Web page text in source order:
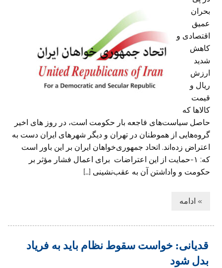
بحران
عمیق
اقتصادی و
کاهش
شدید
ارزش
ریال و
قیمت
کالاها که
حاصل سیاست‌های فاجعه بار حکومت است، در روز های اخیر
گروه‌هایی از هموطنان در تهران و دیگر شهرهای ایران دست به
اعتراض زده‌اند. اتحاد جمهوری‌خواهان ایران بر این باور است
که: ۱-حمایت از این اعتراضات برای اعمال فشار مؤثر بر
حکومت و واداشتن آن به عقب‌نشینی […]
» ادامه
قدیانی: خواست سقوط نظام باید به فریاد
بدل شود